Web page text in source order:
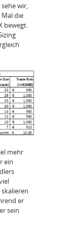
wir,
die
bewegt.
mehr
ein
er
sein